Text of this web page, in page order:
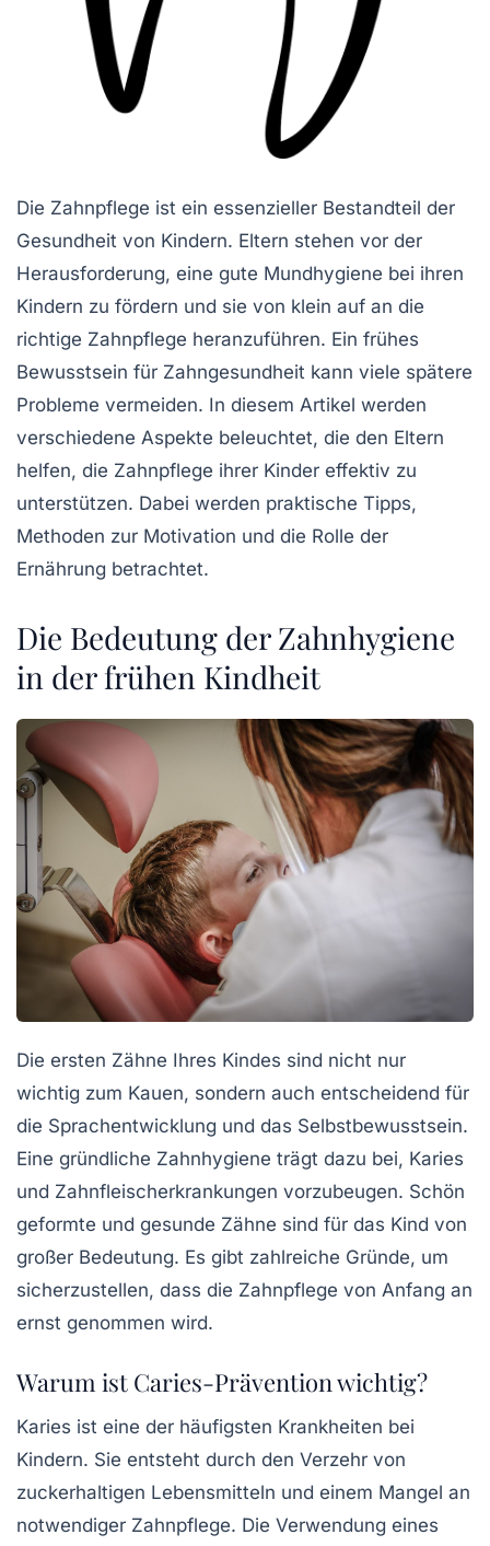
Die Zahnpflege ist ein essenzieller Bestandteil der
Gesundheit von Kindern. Eltern stehen vor der
Herausforderung, eine gute Mundhygiene bei ihren
Kindern zu fördern und sie von klein auf an die
richtige Zahnpflege heranzuführen. Ein frühes
Bewusstsein für Zahngesundheit kann viele spätere
Probleme vermeiden. In diesem Artikel werden
verschiedene Aspekte beleuchtet, die den Eltern
helfen, die Zahnpflege ihrer Kinder effektiv zu
unterstützen. Dabei werden praktische Tipps,
Methoden zur Motivation und die Rolle der
Ernährung betrachtet.
Die Bedeutung der Zahnhygiene
in der frühen Kindheit
Die ersten Zähne Ihres Kindes sind nicht nur
wichtig zum Kauen, sondern auch entscheidend für
die Sprachentwicklung und das Selbstbewusstsein.
Eine gründliche Zahnhygiene trägt dazu bei, Karies
und Zahnfleischerkrankungen vorzubeugen. Schön
geformte und gesunde Zähne sind für das Kind von
großer Bedeutung. Es gibt zahlreiche Gründe, um
sicherzustellen, dass die Zahnpflege von Anfang an
ernst genommen wird.
Warum ist Caries-Prävention wichtig?
Karies ist eine der häufigsten Krankheiten bei
Kindern. Sie entsteht durch den Verzehr von
zuckerhaltigen Lebensmitteln und einem Mangel an
notwendiger Zahnpflege. Die Verwendung eines